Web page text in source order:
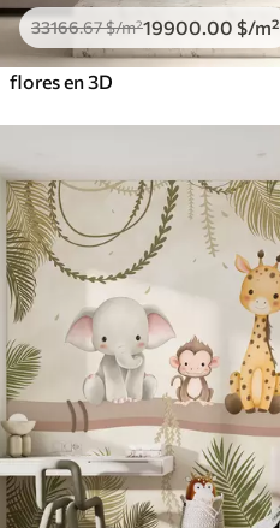
33166.67$/m²19900 .00 $/m²
flores en 3D